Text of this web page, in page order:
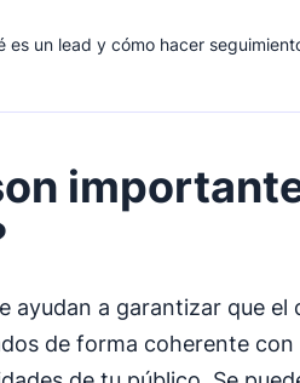
es un lead y cómo hacer
ayudan a garantizar que
de forma coherente con